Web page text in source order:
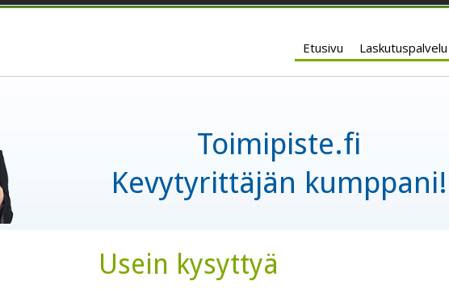
Etusivu Laskutuspalvelu
Toimipiste.fi
Kevytyrittäjän kumppani!
Usein kysyttyä